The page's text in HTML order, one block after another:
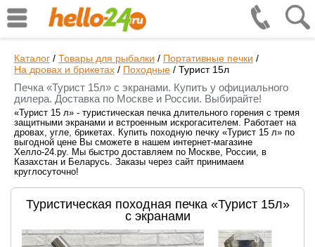
Каталог / Товары для рыбалки / Портативные печки /
На дровах и брикетах / Походные / Турист 15л
Печка «Турист 15л» с экранами. Купить у официального
дилера. Доставка по Москве и России. Выбирайте!
«Турист 15 л» - туристическая печка длительного горения с тремя
защитными экранами и встроенным искрогасителем. Работает на
дровах, угле, брикетах. Купить походную печку «Турист 15 л» по
выгодной цене Вы сможете в нашем интернет-магазине
Хелло-24.ру. Мы быстро доставляем по Москве, России, в
Казахстан и Беларусь. Заказы через сайт принимаем
круглосуточно!
Туристическая походная печка «Турист 15л»
с экранами